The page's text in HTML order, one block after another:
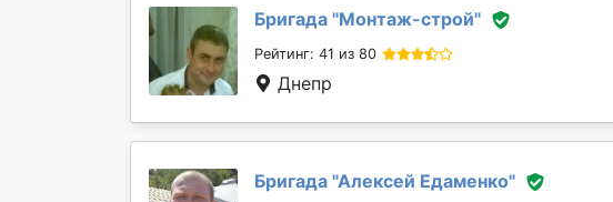
Бригада "Монтаж-строй"
Рейтинг: 41 из 80
Днепр
Бригада "Алексей Едаменко"